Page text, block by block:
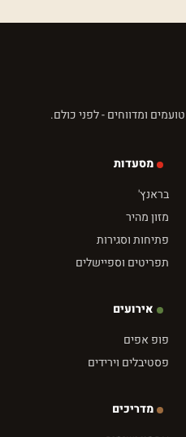
ומדווחים - לפני כולם.
מסעדות
בראנץ'
מזון מהיר
פתיחות וסגירות
תפריטים וספיישלים
אירועים
פופ אפים
פסטיבלים וירידים
מדריכים